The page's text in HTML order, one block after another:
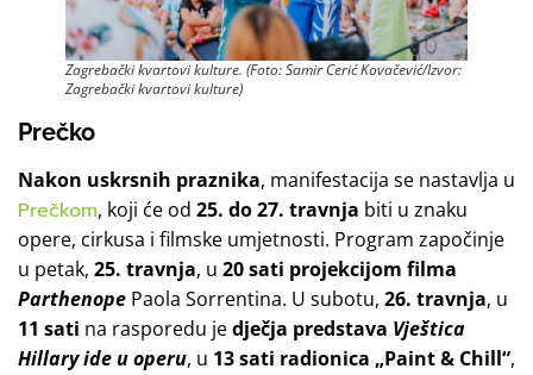
Zagrebački kvartovi kulture. (Foto: Samir Cerić Kovačević/Izvor:
Zagrebački kvartovi kulture)
Prečko
Nakon uskrsnih praznika, manifestacija se nastavlja u
Prečkom, koji će od 25. do 27. travnja biti u znaku
opere, cirkusa i filmske umjetnosti. Program započinje
u petak, 25. travnja, u 20 sati projekcijom filma
Parthenope Paola Sorrentina. U subotu, 26. travnja, u
11 sati na rasporedu jedječja predstava Vještica
Hillary ide u operu, u 13 sati radionica „Paint & Chill“,